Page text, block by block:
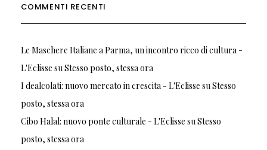
COMMENTI RECENTI
Le Maschere Italiane a Parma, un incontro ricco di cultura -
L'Eclisse su Stesso posto, stessa ora
I dealcolati: nuovo mercato in crescita - L'Eclisse su Stesso
posto, stessa ora
Cibo Halal: nuovo ponte culturale - L'Eclisse su Stesso
posto, stessa ora